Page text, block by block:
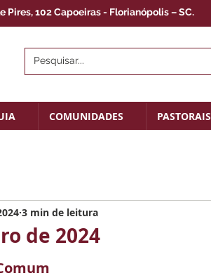
Pires, 102 Capoeiras - Florianópolis – SC.
COMUNIDADES PASTORAIS
de 2024
3 min de leitura